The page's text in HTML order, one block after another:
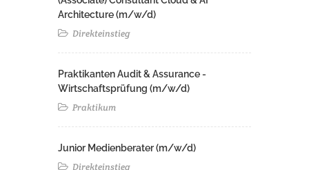
Architecture (m/w/d)​ ​
Direkteinstieg
Praktikanten Audit & Assurance -
Wirtschaftsprüfung (m/w/d)
Praktikum
Junior Medienberater (m/w/d)
Direkteinstieg